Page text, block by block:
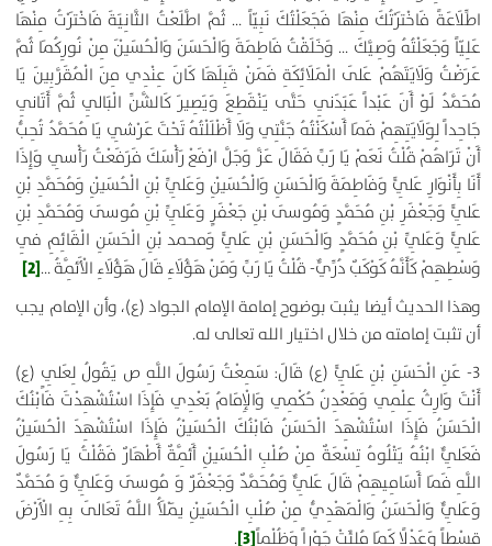
اطِّلَاعَةً فَاخْتَرْتُكَ مِنْهَا فَجَعَلْتُكَ نَبِيّاً … ثُمَّ اطَّلَعْتُ الثَّانِيَةَ فَاخْتَرْتُ مِنْهَا
عَلِيّاً وَجَعَلْتُهُ وَصِيَّكَ … وَخَلَقْتُ فَاطِمَةَ وَالْحَسَنَ وَالْحُسَيْنَ مِنْ نُورِكُمَا ثُمَّ
عَرَضْتُ وَلَايَتَهُمْ عَلَى الْمَلَائِكَةِ فَمَنْ قَبِلَهَا كَانَ عِنْدِي مِنَ الْمُقَرَّبِينَ يَا
مُحَمَّدُ لَوْ أَنَ‏ عَبْداً عَبَدَنِي‏ حَتَّى يَنْقَطِعَ وَيَصِيرَ كَالشَّنِّ الْبَالِي ثُمَّ أَتَانِي
جَاحِداً لِوَلَايَتِهِمْ فَمَا أَسْكَنْتُهُ جَنَّتِي وَلَا أَظْلَلْتُهُ تَحْتَ عَرْشِي يَا مُحَمَّدُ تُحِبُّ
أَنْ تَرَاهُمْ قُلْتُ نَعَمْ يَا رَبِّ فَقَالَ عَزَّ وَجَلَّ ارْفَعْ رَأْسَكَ فَرَفَعْتُ رَأْسِي وَإِذَا
أَنَا بِأَنْوَارِ عَلِيٍّ وَفَاطِمَةَ وَالْحَسَنِ وَالْحُسَيْنِ وَعَلِيِّ بْنِ الْحُسَيْنِ وَمُحَمَّدِ بْنِ
عَلِيٍّ وَجَعْفَرِ بْنِ مُحَمَّدٍ وَمُوسَى بْنِ جَعْفَرٍ وَعَلِيِّ بْنِ مُوسَى وَمُحَمَّدِ بْنِ
عَلِيٍّ وَعَلِيِّ بْنِ مُحَمَّدٍ وَالْحَسَنِ بْنِ عَلِيٍّ وَمحمد بْنِ الْحَسَنِ الْقَائِمِ فِي
وَسْطِهِمْ كَأَنَّهُ كَوْكَبٌ دُرِّيٌّ- قُلْتُ يَا رَبِّ وَمَنْ هَؤُلَاءِ قَالَ هَؤُلَاءِ الْأَئِمَّةُ …[2]
وهذا الحديث أيضا يثبت بوضوح إمامة الإمام الجواد (ع)، وأن الإمام يجب
أن تثبت إمامته من خلال اختيار الله تعالى له.
3- عَنِ‏ الْحَسَنِ بْنِ عَلِيٍّ (ع) قَالَ: سَمِعْتُ رَسُولَ اللَّهِ ص يَقُولُ‏ لِعَلِيٍ‏ (ع)
أَنْتَ وَارِثُ عِلْمِي وَمَعْدِنُ حُكْمِي وَالْإِمَامُ بَعْدِي فَإِذَا اسْتُشْهِدْتَ فَابْنُكَ
الْحَسَنُ فَإِذَا اسْتُشْهِدَ الْحَسَنُ فَابْنُكَ الْحُسَيْنُ فَإِذَا اسْتُشْهِدَ الْحُسَيْنُ
فَعَلِيٌّ ابْنُهُ يَتْلُوهُ تِسْعَةٌ مِنْ صُلْبِ الْحُسَيْنِ أَئِمَّةٌ أَطْهَارٌ فَقُلْتُ يَا رَسُولَ
اللَّهِ فَمَا أَسَامِيهِمْ قَالَ عَلِيٌّ وَمُحَمَّدٌ وَجَعْفَرٌ وَ مُوسَى وَعَلِيٌّ وَ مُحَمَّدٌ
وَعَلِيٌّ وَالْحَسَنُ وَالْمَهْدِيُّ مِنْ صُلْبِ الْحُسَيْنِ يَمْلَأُ اللَّهُ تَعَالَى بِهِ الْأَرْضَ
قِسْطاً وَعَدْلًا كَمَا مُلِئَتْ جَوْراً وَظُلْماً[3]
.